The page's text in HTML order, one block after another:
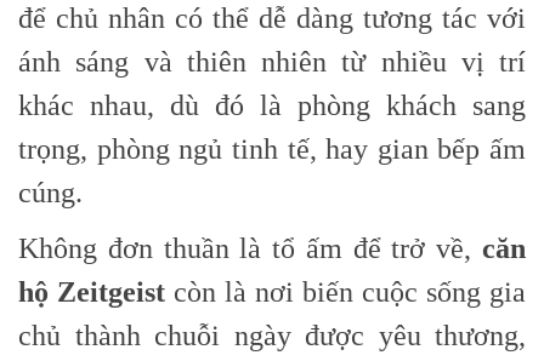
để chủ nhân có thể dễ dàng tương tác với
ánh sáng và thiên nhiên từ nhiều vị trí
khác nhau, dù đó là phòng khách sang
trọng, phòng ngủ tinh tế, hay gian bếp ấm
cúng.
Không đơn thuần là tổ ấm để trở về, căn
hộ Zeitgeist còn là nơi biến cuộc sống gia
chủ thành chuỗi ngày được yêu thương,